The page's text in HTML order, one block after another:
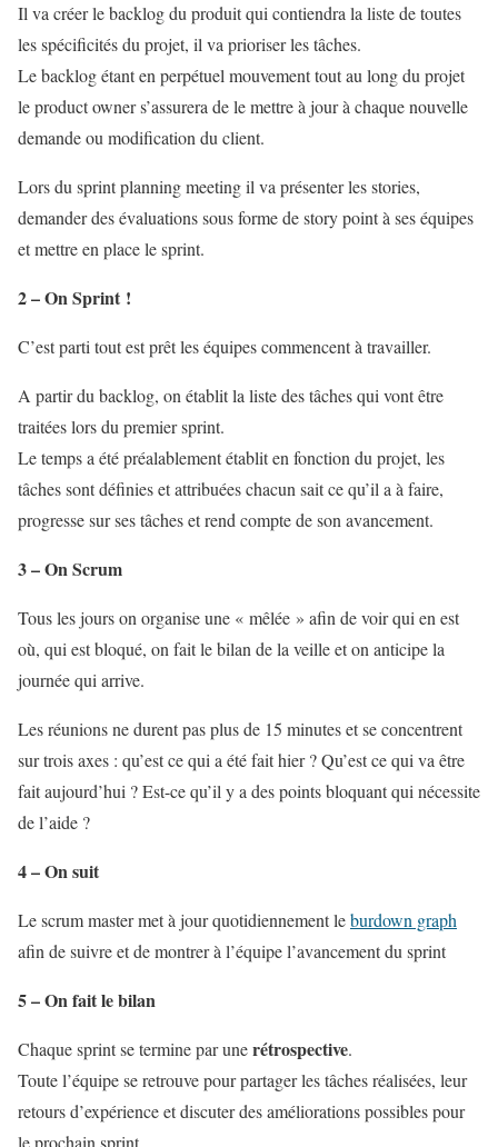
Il va créer le backlog du produit qui contiendra la liste de toutes
les spécificités du projet, il va prioriser les tâches.
Le backlog étant en perpétuel mouvement tout au long du projet
le product owner s’assurera de le mettre à jour à chaque nouvelle
demande ou modification du client.
Lors du sprint planning meeting il va présenter les stories,
demander des évaluations sous forme de story point à ses équipes
et mettre en place le sprint.
2 – On Sprint !
C’est parti tout est prêt les équipes commencent à travailler.
A partir du backlog, on établit la liste des tâches qui vont être
traitées lors du premier sprint.
Le temps a été préalablement établit en fonction du projet, les
tâches sont définies et attribuées chacun sait ce qu’il a à faire,
progresse sur ses tâches et rend compte de son avancement.
3 – On Scrum
Tous les jours on organise une « mêlée » afin de voir qui en est
où, qui est bloqué, on fait le bilan de la veille et on anticipe la
journée qui arrive.
Les réunions ne durent pas plus de 15 minutes et se concentrent
sur trois axes : qu’est ce qui a été fait hier ? Qu’est ce qui va être
fait aujourd’hui ? Est-ce qu’il y a des points bloquant qui nécessite
de l’aide ?
4 – On suit
Le scrum master met à jour quotidiennement leburdown graph
afin de suivre et de montrer à l’équipe l’avancement du sprint
5 – On fait le bilan
Chaque sprint se termine par unerétrospective.
Toute l’équipe se retrouve pour partager les tâches réalisées, leur
retours d’expérience et discuter des améliorations possibles pour
le prochain sprint.